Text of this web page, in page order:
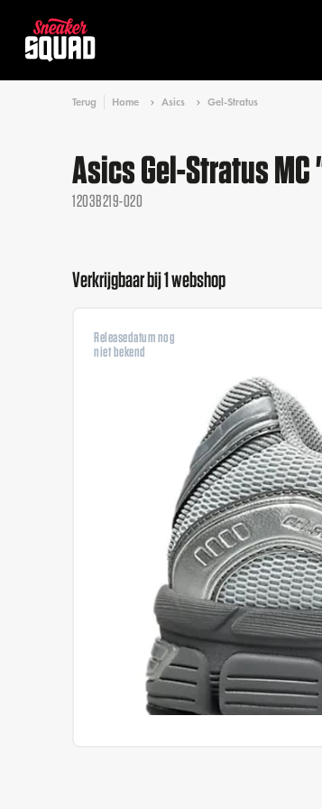
Terug Home Asics Gel-Stratus
Asics Gel-Stratus
1203B219-020
Verkrijgbaar bij 1 webshop
Releasedatum nog
niet bekend